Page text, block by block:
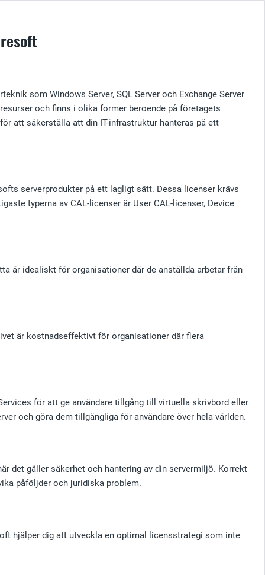
som Windows Server, SQL Server och Exchange Server
och finns i olika former beroende på företagets
att säkerställa att din IT-infrastruktur hanteras på ett
serverprodukter på ett lagligt sätt. Dessa licenser krävs
typerna av CAL-licenser är User CAL-licenser, Device
är idealiskt för organisationer där de anställda arbetar från
är kostnadseffektivt för organisationer där flera
för att ge användare tillgång till virtuella skrivbord eller
och göra dem tillgängliga för användare över hela världen.
det gäller säkerhet och hantering av din servermiljö. Korrekt
påföljder och juridiska problem.
hjälper dig att utveckla en optimal licensstrategi som inte